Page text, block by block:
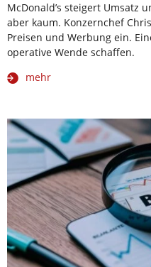
McDonald’s steigert Umsatz
aber kaum. Konzernchef
Preisen und Werbung ein.
operative Wende schaffen.
mehr